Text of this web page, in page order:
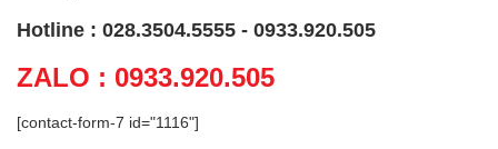
Hotline : 028.3504.5555 - 0933.920.505
ZALO : 0933.920.505
[contact-form-7 id="1116"]